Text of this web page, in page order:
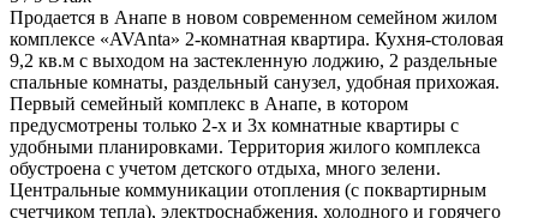
Продается в Анапе в новом современном семейном жилом
комплексе «AVAnta» 2-комнатная квартира. Кухня-столовая
9,2 кв.м с выходом на застекленную лоджию, 2 раздельные
спальные комнаты, раздельный санузел, удобная прихожая.
Первый семейный комплекс в Анапе, в котором
предусмотрены только 2-х и 3х комнатные квартиры с
удобными планировками. Территория жилого комплекса
обустроена с учетом детского отдыха, много зелени.
Центральные коммуникации отопления (с поквартирным
счетчиком тепла), электроснабжения, холодного и горячего